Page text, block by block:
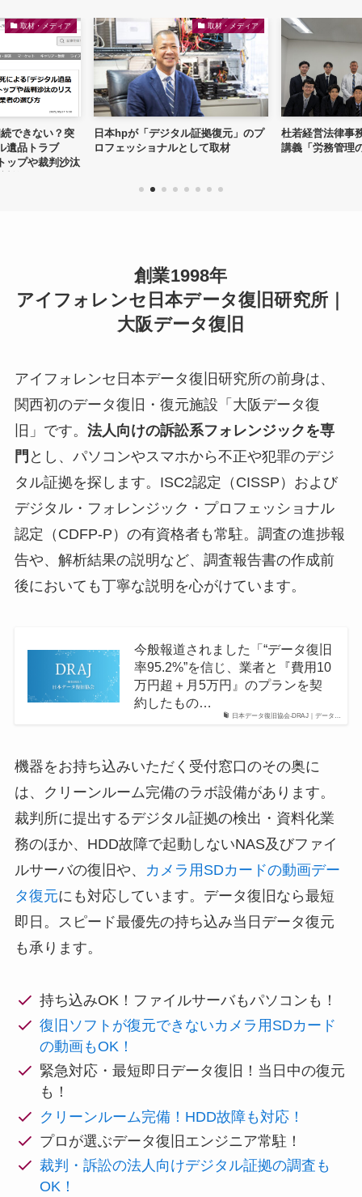
取材・メディア
できない？突
遺品トラブ
ップや裁判沙汰
取材・メディア
日本hpが「デジタル証拠復元」のプ
ロフェッショナルとして取材
杜若経営法律事
講義「労務管理
創業1998年
アイフォレンセ日本データ復旧研究所｜
大阪データ復旧
アイフォレンセ日本データ復旧研究所の前身は、
関西初のデータ復旧・復元施設「大阪データ復
旧」です。 法人向けの訴訟系フォレンジックを専
門 とし、パソコンやスマホから不正や犯罪のデジ
タル証拠を探します。ISC2認定（CISSP）および
デジタル・フォレンジック・プロフェッショナル
認定（CDFP-P）の有資格者も常駐。調査の進捗報
告や、解析結果の説明など、調査報告書の作成前
後においても丁寧な説明を心がけています。
日本データ復旧協会-DRAJ｜データ…
今般報道されました「“データ復旧
率95.2%”を信じ、業者と『費用10
万円超＋月5万円』のプランを契
約したもの…
機器をお持ち込みいただく受付窓口のその奥に
は、クリーンルーム完備のラボ設備があります。
裁判所に提出するデジタル証拠の検出・資料化業
務のほか、HDD故障で起動しないNAS及びファイ
ルサーバの復旧や、
カメラ用SDカードの動画デー
タ復元にも対応しています。データ復旧なら最短
即日。スピード最優先の持ち込み当日データ復元
も承ります。
持ち込みOK！ファイルサーバもパソコンも！
復旧ソフトが復元できないカメラ用SDカード
の動画もOK！
緊急対応・最短即日データ復旧！当日中の復元
も！
クリーンルーム完備！HDD故障も対応！
プロが選ぶデータ復旧エンジニア常駐！
裁判・訴訟の法人向けデジタル証拠の調査も
OK！